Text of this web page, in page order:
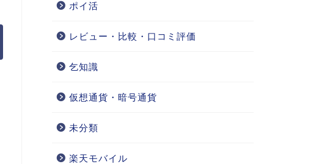
ポイ活
レビュー・比較・口コミ評価
乞知識
仮想通貨・暗号通貨
未分類
楽天モバイル